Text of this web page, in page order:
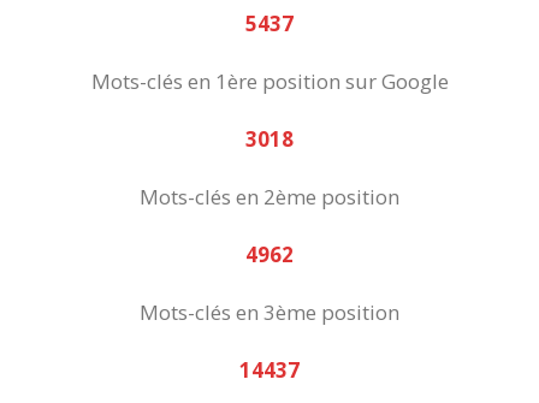
5437
Mots-clés en 1ère position sur Google
3018
Mots-clés en 2ème position
4962
Mots-clés en 3ème position
14437